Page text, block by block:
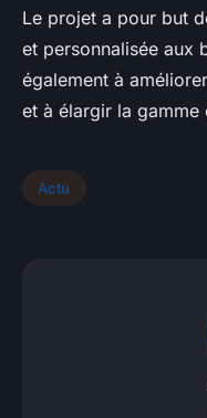
Le projet a pour but
et personnalisée aux
également à
et à élargir la
Actu